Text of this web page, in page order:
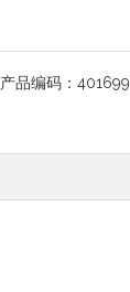
产品编码： 401699